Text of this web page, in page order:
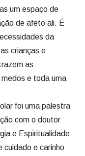
um espaço de
de afeto ali. É
da
crianças e
as
e toda uma
foi uma palestra
com o doutor
e Espiritualidade
cuidado e carinho